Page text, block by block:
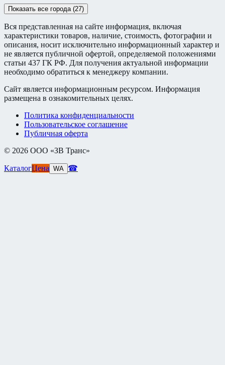
Показать все города (27)
Вся представленная на сайте информация, включая
характеристики товаров, наличие, стоимость, фотографии и
описания, носит исключительно информационный характер и
не является публичной офертой, определяемой положениями
статьи 437 ГК РФ. Для получения актуальной информации
необходимо обратиться к менеджеру компании.
Сайт является информационным ресурсом. Информация
размещена в ознакомительных целях.
Политика конфиденциальности
Пользовательское соглашение
Публичная оферта
© 2026 ООО «ЗВ Транс»
КаталогЦена WA ☎